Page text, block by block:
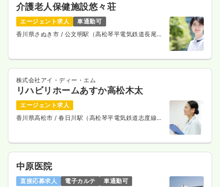
介護老人保健施設悠々荘
エージェント求人
車通勤可
香川県さぬき市 / 公文明駅（高松琴平電気鉄道長尾
株式会社アイ・ディー・エム
リハビリホームあすか高松木太
エージェント求人
香川県高松市/ 春日川駅（高松琴平電気鉄道志度線）
中原医院
直接応募求人 電子カルテ 車通勤可